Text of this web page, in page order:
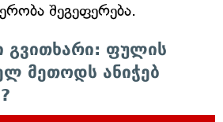
შეგეფერება.
გვითხარი: ფულის
მეთოდს ანიჭებ